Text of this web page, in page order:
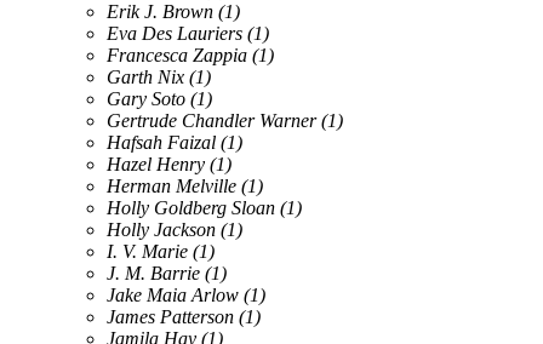
Erik J. Brown (1)
Eva Des Lauriers (1)
Francesca Zappia (1)
Garth Nix (1)
Gary Soto (1)
Gertrude Chandler Warner (1)
Hafsah Faizal (1)
Hazel Henry (1)
Herman Melville (1)
Holly Goldberg Sloan (1)
Holly Jackson (1)
I. V. Marie (1)
J. M. Barrie (1)
Jake Maia Arlow (1)
James Patterson (1)
Jamila Hay (1)